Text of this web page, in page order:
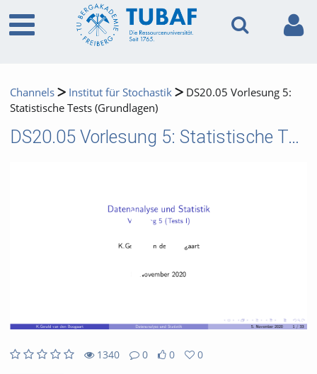
Channels Institut für Stochastik
DS20.05 Vorlesung 5:
Statistische Tests (Grundlagen)
DS20.05 Vorlesung 5: Statistische Tests (Grundlagen)
1340
0
0
0